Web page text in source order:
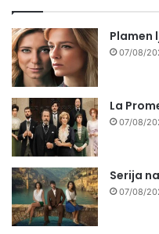
Plamen
07/08/
La
07/08/
Serija
07/08/